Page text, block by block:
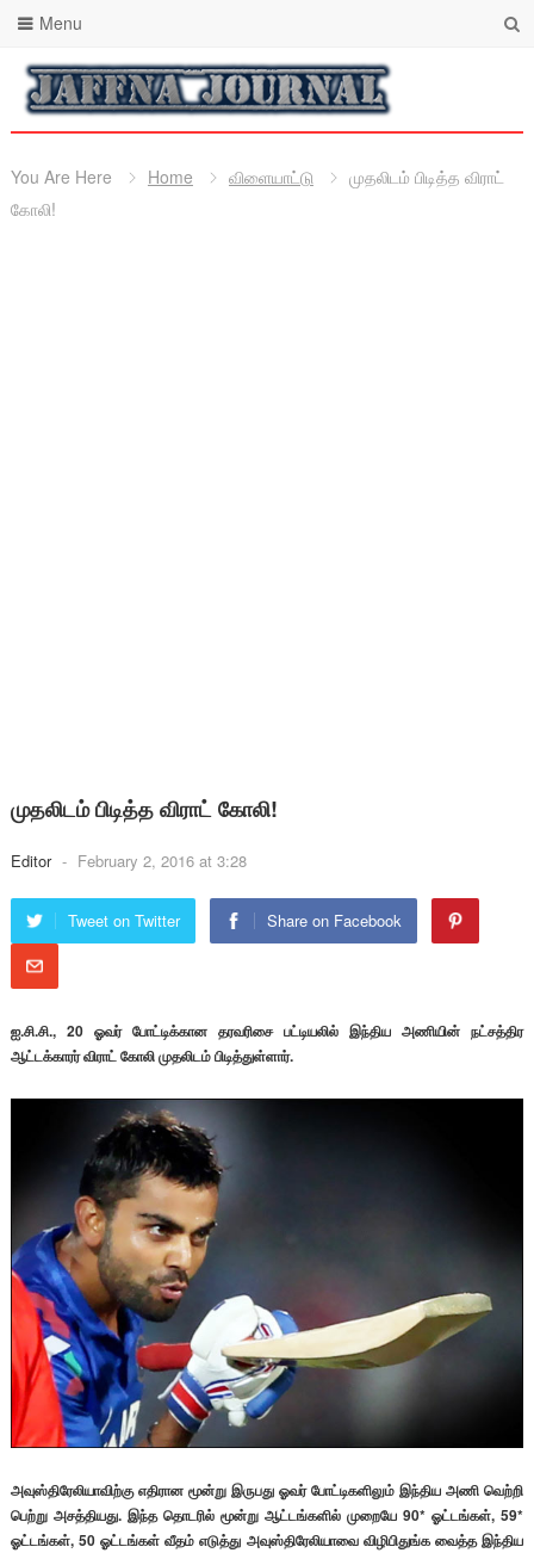
Menu
You Are Here Home விளையாட்டு
முதலிடம் பிடித்த விராட்
கோலி!
முதலிடம் பிடித்த விராட் கோலி!
Editor - February 2, 2016 at 3:28
Tweet on Twitter Share on Facebook
ஐ.சி.சி., 20 ஓவர் போட்டிக்கான தரவரிசை பட்டியலில் இந்திய அணியின் நட்சத்திர
ஆட்டக்காரர் விராட் கோலி முதலிடம் பிடித்துள்ளார்.
அவுஸ்திரேலியாவிற்கு எதிரான மூன்று இருபது ஓவர் போட்டிகளிலும் இந்திய அணி வெற்றி
பெற்று அசத்தியது. இந்த தொடரில் மூன்று ஆட்டங்களில் முறையே 90* ஓட்டங்கள், 59*
ஓட்டங்கள், 50 ஓட்டங்கள் வீதம் எடுத்து அவுஸ்திரேலியாவை விழிபிதுங்க வைத்த இந்திய